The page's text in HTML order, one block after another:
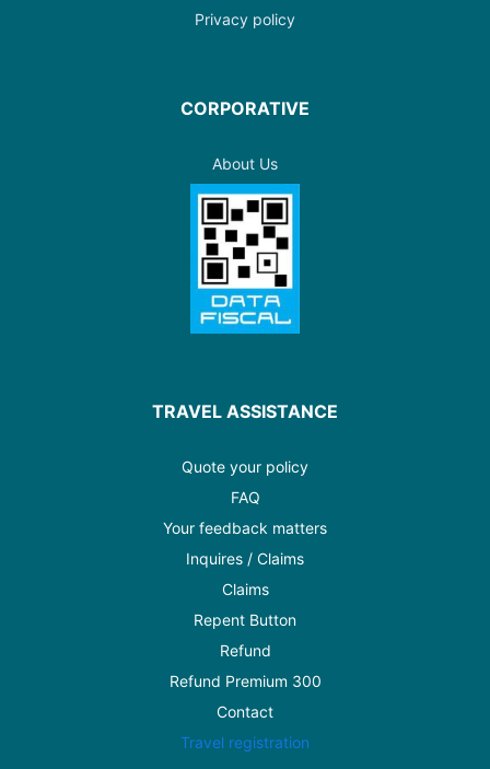
Privacy policy
CORPORATIVE
About Us
TRAVEL ASSISTANCE
Quote your policy
FAQ
Your feedback matters
Inquires / Claims
Claims
Repent Button
Refund
Refund Premium 300
Contact
Travel registration